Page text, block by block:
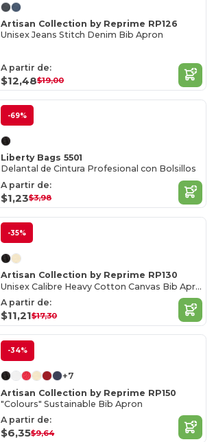
Artisan Collection by Reprime RP126
Unisex Jeans Stitch Denim Bib Apron
A partir de:
$12,48$19,00
-69%
Liberty Bags 5501
Delantal de Cintura Profesional con Bolsillos
A partir de:
$1,23$3,98
-35%
Artisan Collection by Reprime RP130
Unisex Calibre Heavy Cotton Canvas Bib Apron
A partir de:
$11,21$17,30
-34%
+7
Artisan Collection by Reprime RP150
"Colours" Sustainable Bib Apron
A partir de:
$6,35$9,64